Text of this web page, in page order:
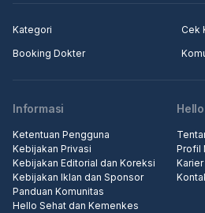
Kategori
Cek
Booking Dokter
Informasi
Ketentuan Pengguna
Kebijakan Privasi
Kebijakan Editorial dan Koreksi
Kebijakan Iklan dan Sponsor
Panduan Komunitas
Hello Sehat dan Kemenkes
Profil
Karier